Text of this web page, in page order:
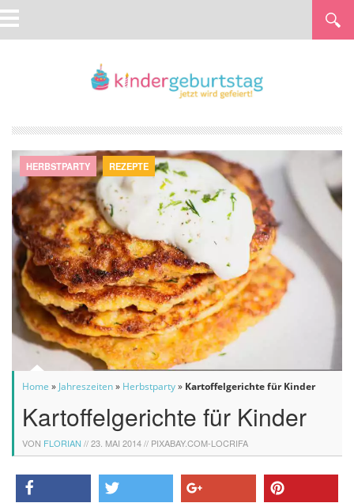
HERBSTPARTY REZEPTE
Home » Jahreszeiten» Herbstparty» Kartoffelgerichte für Kinder
Kartoffelgerichte für Kinder
VON FLORIAN //23. MAI 2014// PIXABAY.COM-LOCRIFA